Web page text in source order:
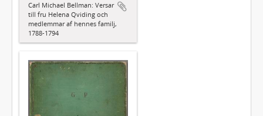
Carl Michael Bellman: Versar
till fru Helena Qviding och
medlemmar af hennes familj,
1788-1794